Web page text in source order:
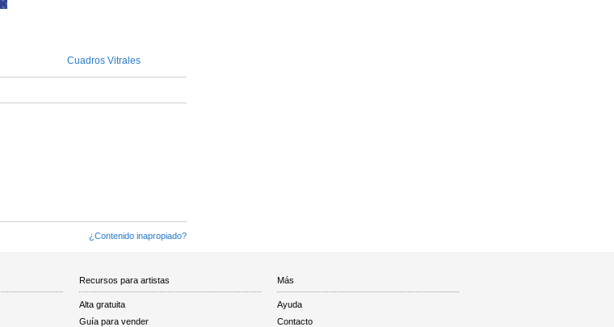
Cuadros Vitrales
¿Contenido inapropiado?
Recursos para artistas
Alta gratuita
Guía para vender
Más
Ayuda
Contacto